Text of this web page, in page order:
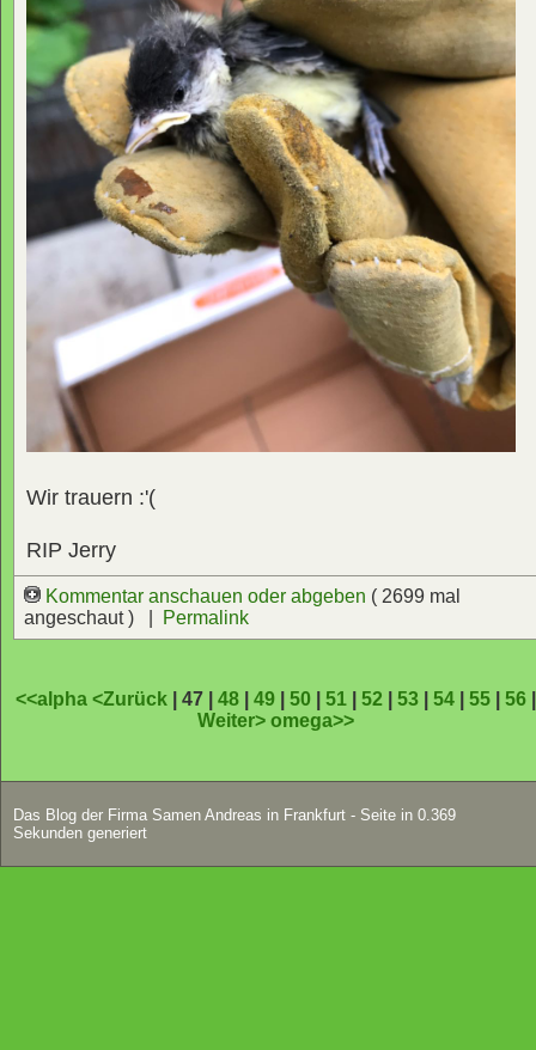
Wir trauern :'(
RIP Jerry
Kommentar anschauen oder abgeben ( 2699 mal
angeschaut ) |
Permalink
<<alpha<Zurück | 47 |48 |49 |50 |51 |52 |53 |54 |55 |56
Weiter>omega>>
Das Blog der Firma Samen Andreas in Frankfurt - Seite in 0.369
Sekunden generiert